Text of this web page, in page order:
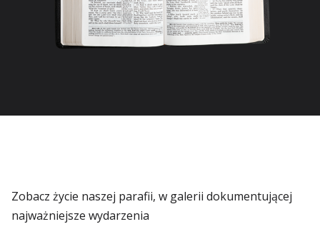
Zobacz życie naszej parafii, w galerii dokumentującej
najważniejsze wydarzenia